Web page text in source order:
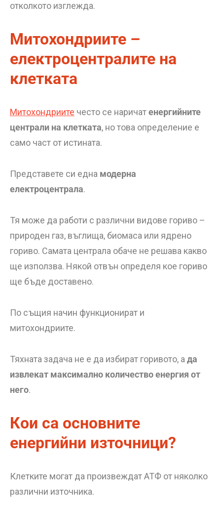
отколкото изглежда.
Митохондриите –
електроцентралите на
клетката
Митохондриите често се наричатенергийните
централи на клетката, но това определение е
само част от истината.
Представете си една модерна
електроцентрала.
Тя може да работи с различни видове гориво –
природен газ, въглища, биомаса или ядрено
гориво. Самата централа обаче не решава какво
ще използва. Някой отвън определя кое гориво
ще бъде доставено.
По същия начин функционират и
митохондриите.
Тяхната задача не е да избират горивото, а да
извлекат максимално количество енергия от
него.
Кои са основните
енергийни източници?
Клетките могат да произвеждат АТФ от няколко
различни източника.